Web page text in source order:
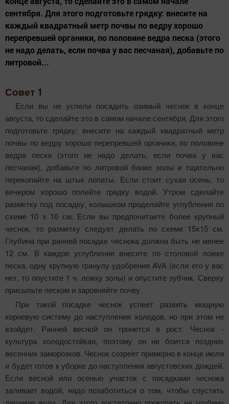
сентября. Для этого подготовьте грядку: внесите на
каждый квадратный метр почвы по ведру хорошо
перепревшей органики, по половине ведра песка (этого
не надо делать, если почва у вас песчаная), добавьте по
литровой...
Совет 1
Если вы не успели посадить озимый чеснок в конце
августа, то сделайте это в самом начале сентября. Для этого
подготовьте грядку: внесите на каждый квадратный метр
почвы по ведру хорошо перепревшей органики, по половине
ведра песка (этого не надо делать, если почва у вас
песчаная), добавьте по литровой банке золы и тщательно
перекопайте на штык лопаты. Если стоит сухая осень, то
вечером хорошо полейте грядку водой. Утром сделайте
разметку под по­садку, колышком проделайте углубления по
схеме 10 х 10 см. Если вы предпочитаете более крупный
чеснок, то разметку следует делать по схеме 15x15 см.
Глубина при ранней посадке чеснока должна быть не менее
12 см. В каждое углубление внесите по столовой ложке
песка, одну крупную гранулу удобрения AVA (если его у вас
нет, то опустите 1 ч. ложку золы) и опустите зубчик. Сверху
присыпьте песком и заровняйте почву.
При такой посадке чеснок успеет развить мощную
корневую систему до наступления холодов, но при этом не
взойдет. Ранней весной он тронется в рост. Чеснок -
культура холодостойкая, поэтому он не боится поздних
весенних за­морозков. Чеснок созреет примерно в конце июля
и будет готов к уборке до наступления августовских дождей.
Если весной или осенью участок с посадками чеснока
заливает водой, надо позаботиться о том, чтобы спустить